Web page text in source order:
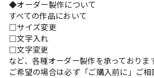
◆オーダー製作について
すべての作品において
□サイズ変更
□文字入れ
□文字変更
など、各種オーダー製作を承っておりま
ご希望の場合は必ず「ご購入前に」ご相